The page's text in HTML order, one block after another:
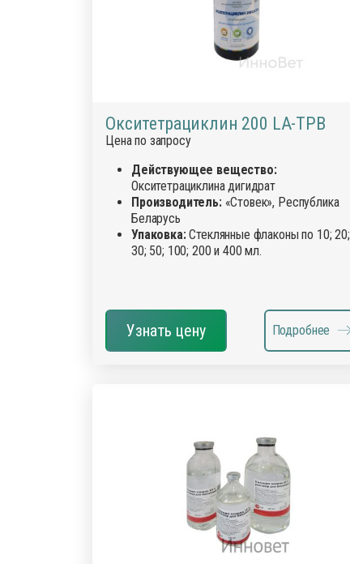
Окситетрациклин 200 LA-ТРВ
Цена по запросу
Действующее вещество:
Окситетрациклина дигидрат
Производитель:«Стовек», Республика
Беларусь
Упаковка:Стеклянные флаконы по 10; 20;
30; 50; 100; 200 и 400 мл.
Узнать цену Подробнее